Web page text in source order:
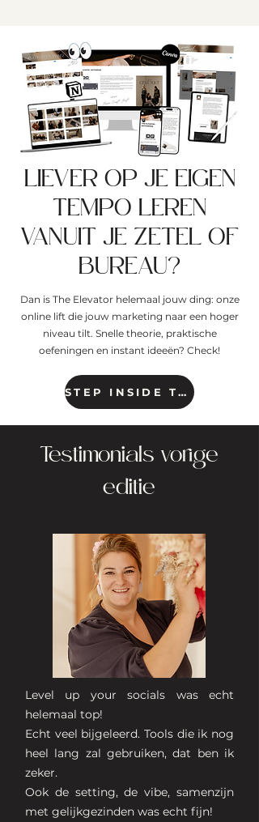
LIEVER OP JE EIGEN
TEMPO LEREN
VANUIT JE ZETEL OF
BUREAU?
Dan is The Elevator helemaal jouw ding: onze
online lift die jouw marketing naar een hoger
niveau tilt. Snelle theorie, praktische
oefeningen en instant ideeën? Check!
STEP INSIDE THE ELEVATOR
Testimonials vorige
editie
Level up your socials was echt
helemaal top!
Echt veel bijgeleerd. Tools die ik nog
heel lang zal gebruiken, dat ben ik
zeker.
Ook de setting, de vibe, samenzijn
met gelijkgezinden was echt fijn!